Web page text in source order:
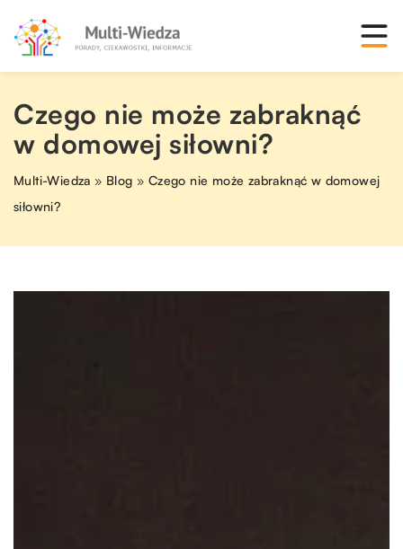
Czego nie może zabraknąć
w domowej siłowni?
Multi-Wiedza » Blog » Czego nie może zabraknąć w domowej
siłowni?